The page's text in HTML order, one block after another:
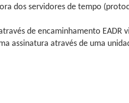
dos servidores de tempo
de encaminhamento EADR
assinatura através de uma